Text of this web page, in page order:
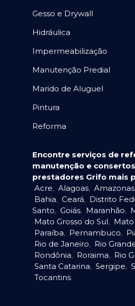
Gesso e Drywall
Hidráulica
Impermeabilização
Manutenção Predial
Marido de Aluguel
Pintura
Reforma
Encontre serviços de
manutenção e
prestadores Grifo mais
Acre, Alagoas, Amazonas
Bahia, Ceará, Distrito
Santo, Goiás, Maranhão,
Mato Grosso do Sul, Mato
Paraíba, Pernambuco,
Rio de Janeiro, Rio
Rondônia, Roraima, Rio
Santa Catarina, Sergipe,
Tocantins.